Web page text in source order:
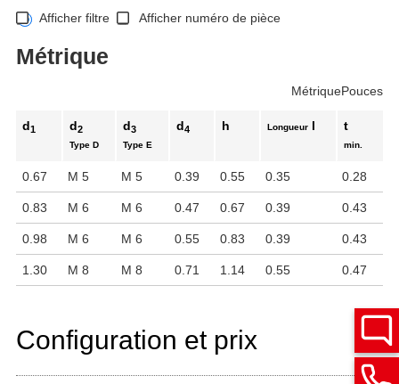
Afficher filtre Afficher numéro de pièce
Métrique
MétriquePouces
d1 d2
Type D
d3
Type E
d4 h Longueur l t
min.
0.67 M 5 M 5 0.39 0.55 0.35 0.28
0.83 M 6 M 6 0.47 0.67 0.39 0.43
0.98 M 6 M 6 0.55 0.83 0.39 0.43
1.30 M 8 M 8 0.71 1.14 0.55 0.47
Configuration et prix